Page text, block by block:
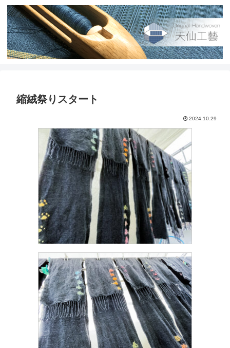
縮絨祭りスタート
2024.10.29